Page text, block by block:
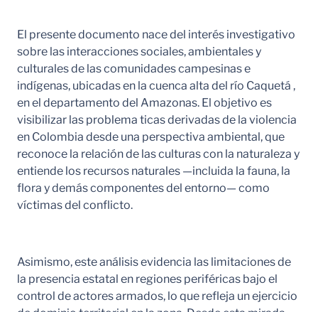
El presente documento nace del interés investigativo
sobre las interacciones sociales, ambientales y
culturales de las comunidades campesinas e
indígenas, ubicadas en la cuenca alta del río Caquetá ,
en el departamento del Amazonas. El objetivo es
visibilizar las problema ticas derivadas de la violencia
en Colombia desde una perspectiva ambiental, que
reconoce la relación de las culturas con la naturaleza y
entiende los recursos naturales —incluida la fauna, la
flora y demás componentes del entorno— como
víctimas del conflicto.
Asimismo, este análisis evidencia las limitaciones de
la presencia estatal en regiones periféricas bajo el
control de actores armados, lo que refleja un ejercicio